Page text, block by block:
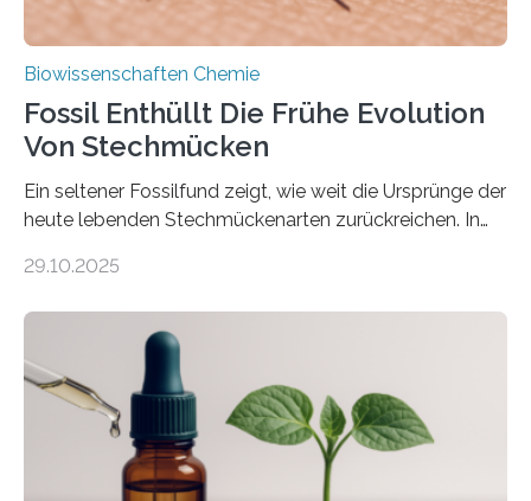
Biowissenschaften Chemie
Fossil Enthüllt Die Frühe Evolution
Von Stechmücken
Ein seltener Fossilfund zeigt, wie weit die Ursprünge der
heute lebenden Stechmückenarten zurückreichen. In
Forschende die bisher älteste bekannte Stechmücken-
Region Kachin in Myanmar und hat sich in
ausgezeichnetem Zustand erhalten. Es konnte als neue
Art einer neuen Gattung beschrieben werden und trägt
nun den Namen Cretosabethes primaevus. Dieser erste
fossile Nachweis einer Stechmückenlarve in Bernstein
stellt gleichzeitig den ersten Fossilfund einer
29.10.2025